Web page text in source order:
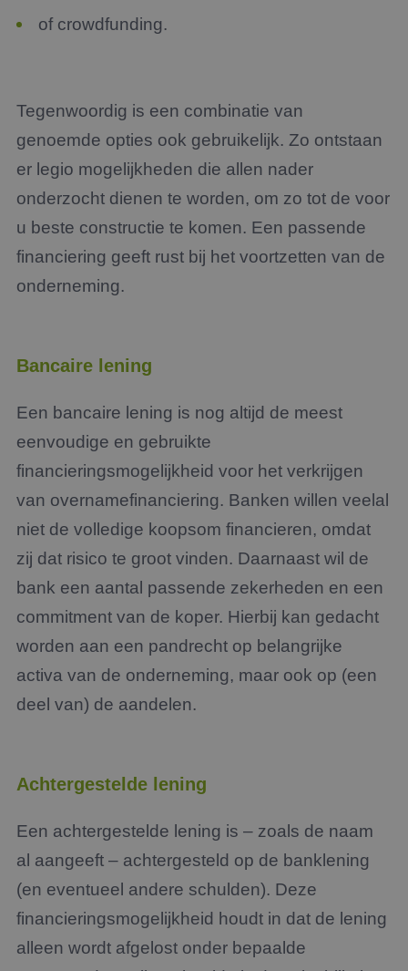
of crowdfunding.
Tegenwoordig is een combinatie van
genoemde opties ook gebruikelijk. Zo ontstaan
er legio mogelijkheden die allen nader
onderzocht dienen te worden, om zo tot de voor
u beste constructie te komen. Een passende
financiering geeft rust bij het voortzetten van de
onderneming.
Bancaire lening
Een bancaire lening is nog altijd de meest
eenvoudige en gebruikte
financieringsmogelijkheid voor het verkrijgen
van overnamefinanciering. Banken willen veelal
niet de volledige koopsom financieren, omdat
zij dat risico te groot vinden. Daarnaast wil de
bank een aantal passende zekerheden en een
commitment van de koper. Hierbij kan gedacht
worden aan een pandrecht op belangrijke
activa van de onderneming, maar ook op (een
deel van) de aandelen.
Achtergestelde lening
Een achtergestelde lening is – zoals de naam
al aangeeft – achtergesteld op de banklening
(en eventueel andere schulden). Deze
financieringsmogelijkheid houdt in dat de lening
alleen wordt afgelost onder bepaalde